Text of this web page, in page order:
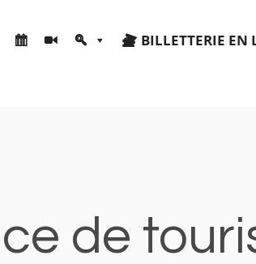
BILLETTERIE EN
de